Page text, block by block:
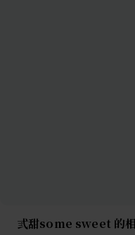
弎甜some sweet 的